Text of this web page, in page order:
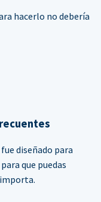
hacerlo no debería
diseñado para
que puedas